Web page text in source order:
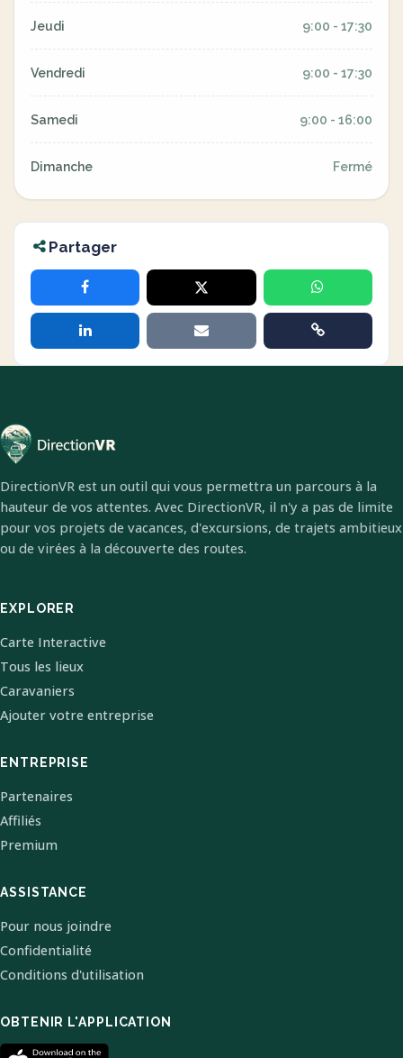
Jeudi 9:00 - 17:30
Vendredi 9:00 - 17:30
Samedi 9:00 - 16:00
Dimanche Fermé
Partager
DirectionVR est un outil qui vous permettra un parcours à la
hauteur de vos attentes. Avec DirectionVR, il n'y a pas de limite
pour vos projets de vacances, d'excursions, de trajets ambitieux
ou de virées à la découverte des routes.
EXPLORER
Carte Interactive
Tous les lieux
Caravaniers
Ajouter votre entreprise
ENTREPRISE
Partenaires
Affiliés
Premium
ASSISTANCE
Pour nous joindre
Confidentialité
Conditions d'utilisation
OBTENIR L'APPLICATION